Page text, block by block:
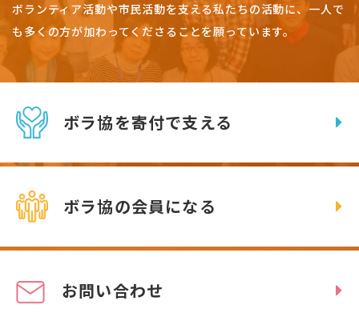
ボランティア活動や市民活動を支える私たちの活動に、一人で
も多くの方が加わってくださることを願っています。
ボラ協を寄付で支える
ボラ協の会員になる
お問い合わせ